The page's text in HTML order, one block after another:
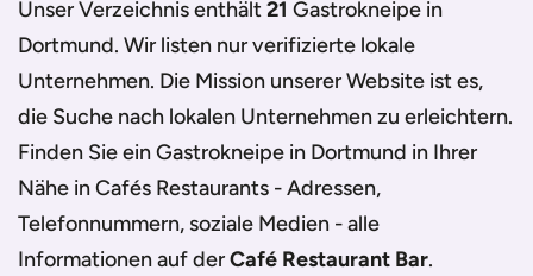
Unser Verzeichnis enthält21 Gastrokneipe in
Dortmund. Wir listen nur verifizierte lokale
Unternehmen. Die Mission unserer Website ist es,
die Suche nach lokalen Unternehmen zu erleichtern.
Finden Sie einGastrokneipe in Dortmund in Ihrer
Nähe in Cafés Restaurants - Adressen,
Telefonnummern, soziale Medien - alle
Informationen auf derCafé Restaurant Bar.